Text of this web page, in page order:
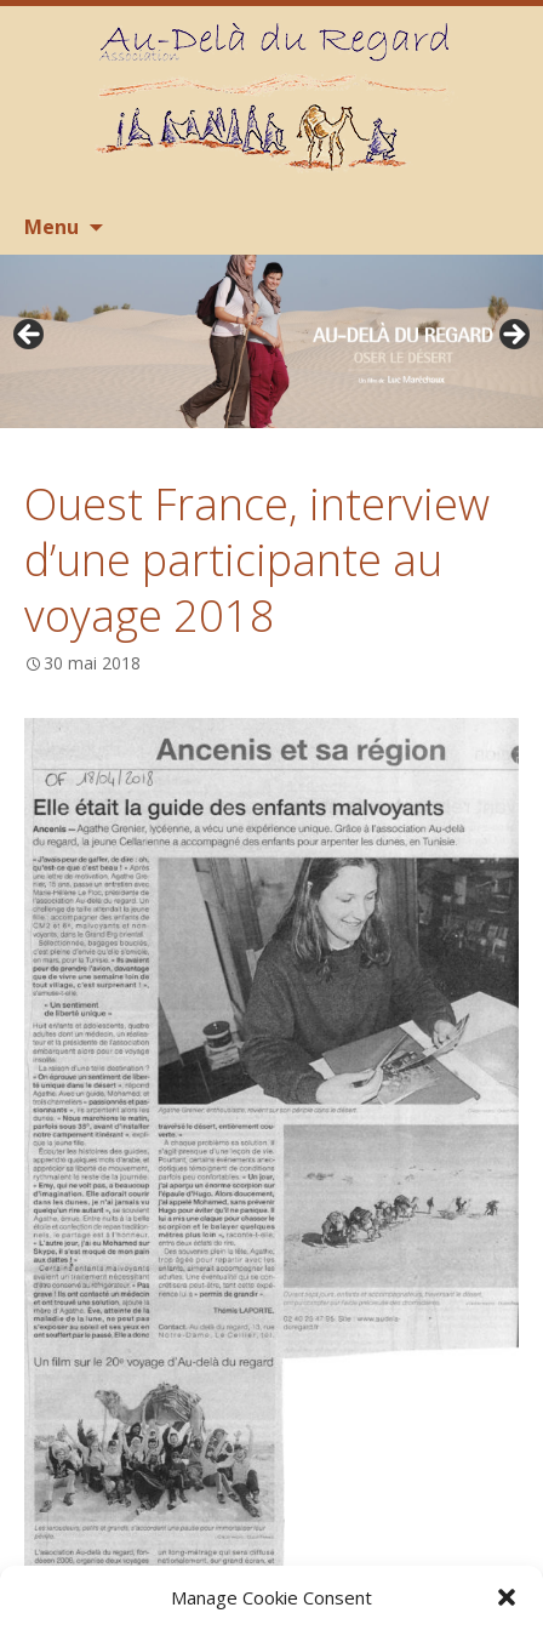
Manage Cookie Consent
Menu
contenu
Ouest France, interview
d’une participante au
voyage 2018
30 mai 2018